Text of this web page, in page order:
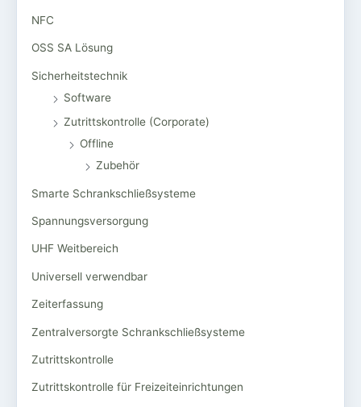
NFC
OSS SA Lösung
Sicherheitstechnik
Software
Zutrittskontrolle (Corporate)
Offline
Zubehör
Smarte Schrankschließsysteme
Spannungsversorgung
UHF Weitbereich
Universell verwendbar
Zeiterfassung
Zentralversorgte Schrankschließsysteme
Zutrittskontrolle
Zutrittskontrolle für Freizeiteinrichtungen